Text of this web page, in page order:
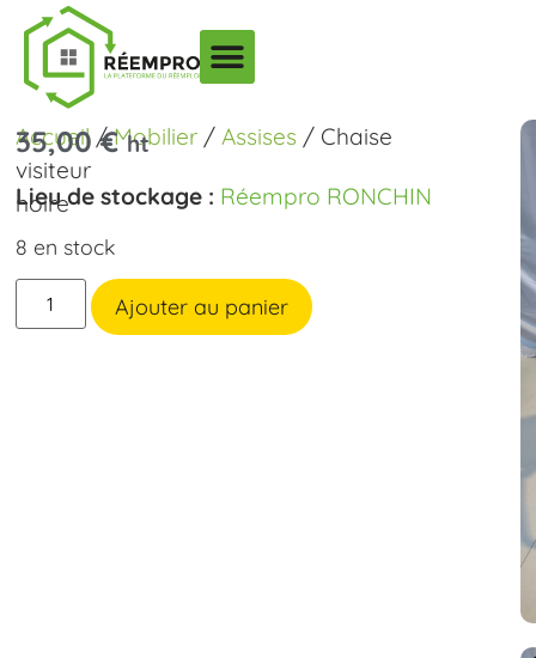
Accueil/Mobilier /Assises / Chaise
visiteur
noire
35,00€ ht
Lieu de stockage : Réempro RONCHIN
8 en stock
Ajouter au panier